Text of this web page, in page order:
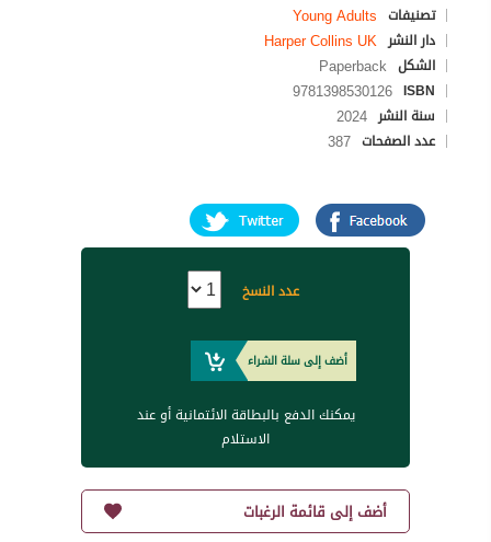
تصنيفات Young Adults
دار النشر Harper Collins UK
الشكل Paperback
ISBN
9781398530126
سنة النشر 2024
عدد الصفحات 387
عدد النسخ
أضف إلى سلة الشراء
يمكنك الدفع بالبطاقة الائتمانية أو عند
الاستلام
أضف إلى قائمة الرغبات